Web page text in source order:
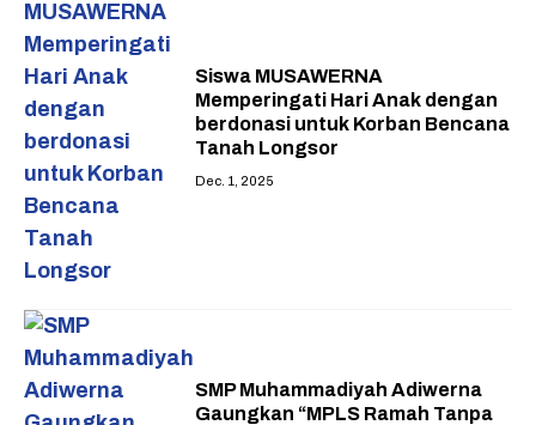
Siswa MUSAWERNA
Memperingati Hari Anak dengan
berdonasi untuk Korban Bencana
Tanah Longsor
Dec. 1, 2025
SMP Muhammadiyah Adiwerna
Gaungkan “MPLS Ramah Tanpa